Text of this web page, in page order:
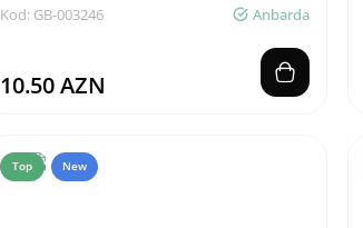
Kod: GB-003246 Anbarda
10.50 AZN
Top New